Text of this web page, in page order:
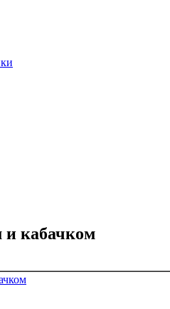
кабачком